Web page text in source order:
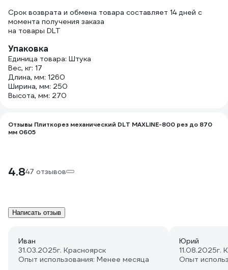
Срок возврата и обмена товара составляет 14 дней с
момента получения заказа
на товары DLT
Упаковка
Единица товара: Штука
Вес, кг: 17
Длина, мм: 1260
Ширина, мм: 250
Высота, мм: 270
Отзывы Плиткорез механический DLT MAXLINE-800 рез до 870
мм 0605
4.847 отзывов
Написать отзыв
Иван
31.03.2025г. Красноярск
Опыт использования: Менее месяца
Юрий
11.08.2025г.
Опыт